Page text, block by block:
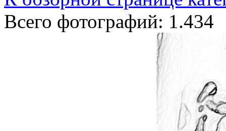
Всего фотографий: 1.434